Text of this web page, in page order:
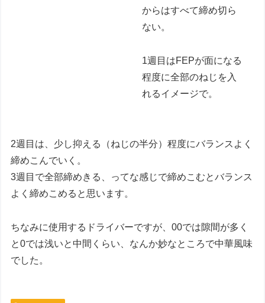
からはすべて締め切ら
ない。
1週目はFEPが面になる
程度に全部のねじを入
れるイメージで。
2週目は、少し抑える（ねじの半分）程度にバランスよく
締めこんでいく。
3週目で全部締めきる、ってな感じで締めこむとバランス
よく締めこめると思います。
ちなみに使用するドライバーですが、00では隙間が多く
と0では浅いと中間くらい、なんか妙なところで中華風味
でした。